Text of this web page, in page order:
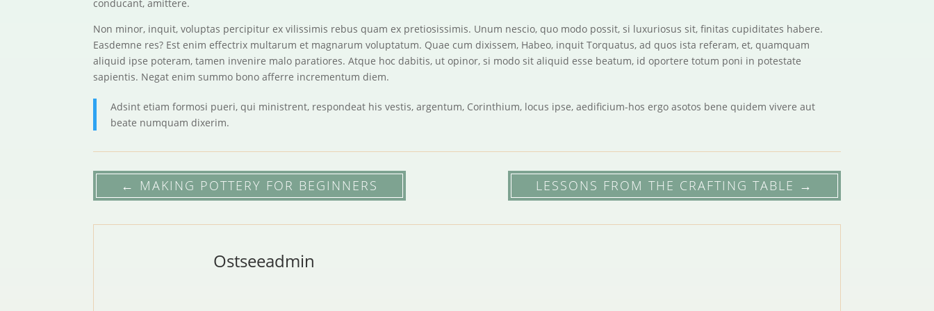
conducant, amittere.
Non minor, inquit, voluptas percipitur ex vilissimis rebus quam ex pretiosissimis. Unum nescio, quo modo possit, si luxuriosus sit, finitas cupiditates habere.
Easdemne res? Est enim effectrix multarum et magnarum voluptatum. Quae cum dixissem, Habeo, inquit Torquatus, ad quos ista referam, et, quamquam
aliquid ipse poteram, tamen invenire malo paratiores. Atque hoc dabitis, ut opinor, si modo sit aliquid esse beatum, id oportere totum poni in potestate
sapientis. Negat enim summo bono afferre incrementum diem.
Adsint etiam formosi pueri, qui ministrent, respondeat his vestis, argentum, Corinthium, locus ipse, aedificium-hos ergo asotos bene quidem vivere aut
beate numquam dixerim.
← MAKING POTTERY FOR BEGINNERS LESSONS FROM THE CRAFTING TABLE →
Ostseeadmin